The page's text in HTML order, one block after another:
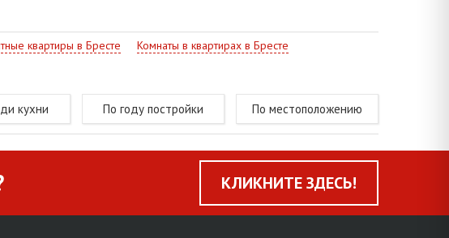
квартиры в Бресте Комнаты в квартирах в Бресте
кухни По году постройки По местоположению
КЛИКНИТЕ ЗДЕСЬ!